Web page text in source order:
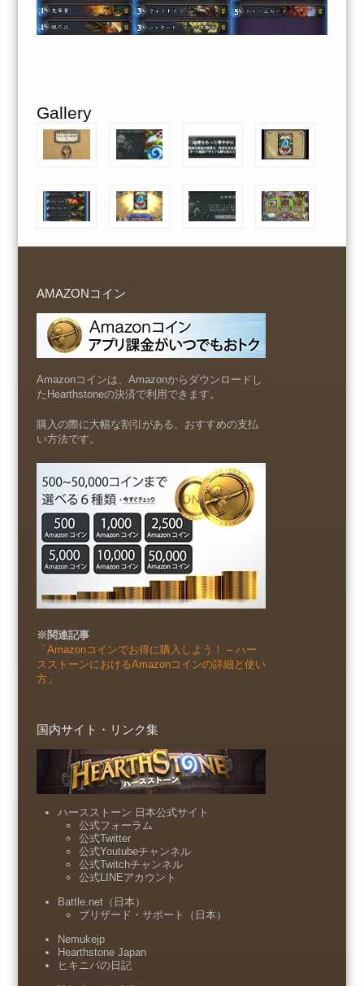
Gallery
AMAZONコイン
Amazonコインは、Amazonからダウンロードし
たHearthstoneの決済で利用できます。
購入の際に大幅な割引がある、おすすめの支払
い方法です。
※関連記事
「Amazonコインでお得に購入しよう！ – ハー
スストーンにおけるAmazonコインの詳細と使い
方」
国内サイト・リンク集
ハースストーン 日本公式サイト
公式フォーラム
公式Twitter
公式Youtubeチャンネル
公式Twitchチャンネル
公式LINEアカウント
Battle.net（日本）
ブリザード・サポート（日本）
Nemukejp
Hearthstone Japan
ヒキニパの日記